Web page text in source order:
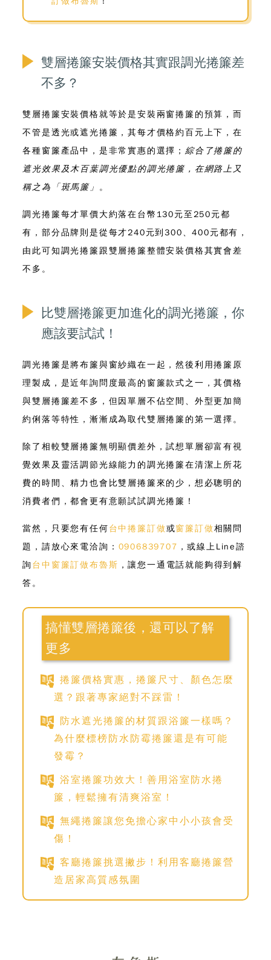
雙層捲簾安裝價格其實跟調光捲簾差
不多？
雙層捲簾安裝價格就等於是安裝兩窗捲簾的預算 ，而
不管是透光或遮光捲簾，其每才價格約百元上下，在
各種窗簾產品中，是非常實惠的選擇；綜合了捲簾的
遮光效果及木百葉調光優點的調光捲簾，在網路上又
稱之為「斑馬簾」 。
調光捲簾每才單價大約落在台幣130元至250元都
有，部分品牌則是從每才240元到300、400元都有，
由此可知調光捲簾跟雙層捲簾整體安裝價格其實會差
不多。
比雙層捲簾更加進化的調光捲簾，你
應該要試試！
調光捲簾是將布簾與窗紗織在一起，然後利用捲簾原
理製成，是近年詢問度最高的窗簾款式之一，其價格
與雙層捲簾差不多， 但因單層不佔空間、外型更加簡
約俐落等特性，漸漸成為取代雙層捲簾的第一選擇。
除了相較雙層捲簾無明顯價差外 ，試想單層卻富有視
覺效果及靈活調節光線能力的調光捲簾在清潔上所花
費的時間、精力也會比雙層捲簾來的少，想必聰明的
消費者們，都會更有意願試試調光捲簾！
當然，只要您有任何台中捲簾訂做或窗簾訂做相關問
題，請放心來電洽詢： 0906839707 ，或線上Line諮
詢台中窗簾訂做布魯斯 ，讓您一通電話就能夠得到解
答。
搞懂雙層捲簾後，還可以了解
更多
捲簾價格實惠，捲簾尺寸、顏色怎麼
選？跟著專家絕對不踩雷！
防水遮光捲簾的材質跟浴簾一樣嗎？
為什麼標榜防水防霉捲簾還是有可能
發霉？
浴室捲簾功效大！善用浴室防水捲
簾，輕鬆擁有清爽浴室！
無繩捲簾讓您免擔心家中小小孩會受
傷！
客廳捲簾挑選撇步！利用客廳捲簾營
造居家高質感氛圍